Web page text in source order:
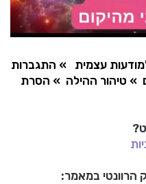
עצמית » התגברות
» טיהור ההילה » הסרת
הרוונטי במאמר: